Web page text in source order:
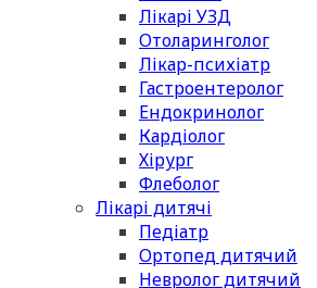
Лікарі УЗД
Отоларинголог
Лікар-психіатр
Гастроентеролог
Ендокринолог
Кардіолог
Хірург
Флеболог
Лікарі дитячі
Педіатр
Ортопед дитячий
Невролог дитячий